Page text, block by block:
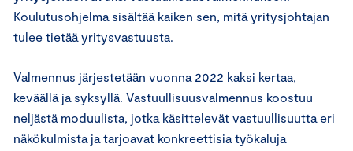
Koulutusohjelma sisältää kaiken sen, mitä yritysjohtajan
tulee tietää yritysvastuusta.
Valmennus järjestetään vuonna 2022 kaksi kertaa,
keväällä ja syksyllä. Vastuullisuusvalmennus koostuu
neljästä moduulista, jotka käsittelevät vastuullisuutta eri
näkökulmista ja tarjoavat konkreettisia työkaluja